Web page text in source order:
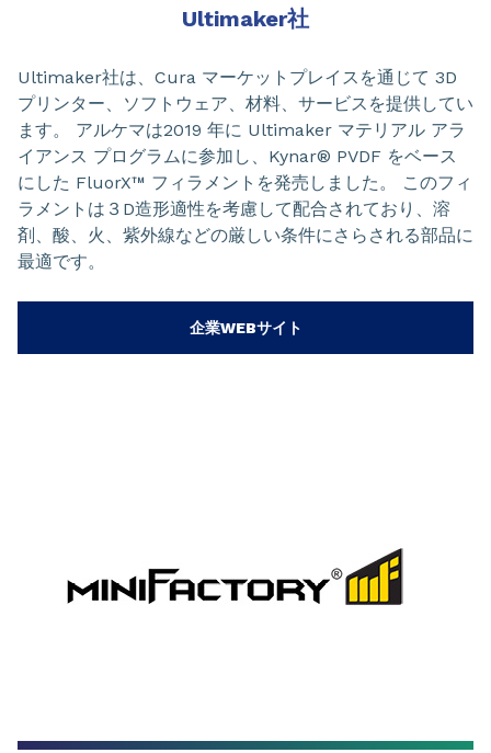
Ultimaker社
Ultimaker社は、Cura マーケットプレイスを通じて 3D
プリンター、ソフトウェア、材料、サービスを提供してい
ます。 アルケマは2019 年に Ultimaker マテリアル アラ
イアンス プログラムに参加し、Kynar® PVDF をベース
にした FluorX™ フィラメントを発売しました。 このフィ
ラメントは３D造形適性を考慮して配合されており、溶
剤、酸、火、紫外線などの厳しい条件にさらされる部品に
最適です。
企業WEBサイト